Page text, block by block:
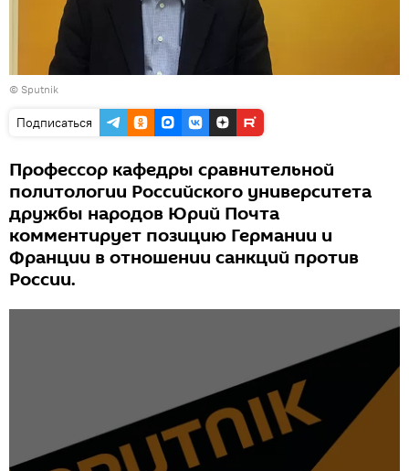
© Sputnik
Подписаться
Профессор кафедры сравнительной
политологии Российского университета
дружбы народов Юрий Почта
комментирует позицию Германии и
Франции в отношении санкций против
России.